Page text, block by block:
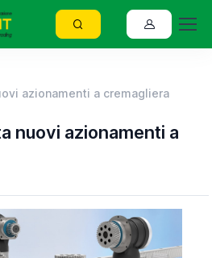
azionamenti a cremagliera
nuovi azionamenti a